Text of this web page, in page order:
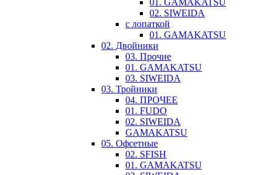
01. GAMAKATSU
02. SIWEIDA
с лопаткой
01. GAMAKATSU
02. Двойники
03. Прочие
01. GAMAKATSU
03. SIWEIDA
03. Тройники
04. ПРОЧЕЕ
01. FUDO
02. SIWEIDA
GAMAKATSU
05. Офсетные
02. SFISH
01. GAMAKATSU